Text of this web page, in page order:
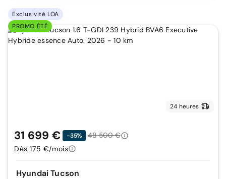
Exclusivité LOA
PROMO ÉTÉ
24 heures
Hyundai Tucson
31 699 € -35%
48 500 €
Dès 175 €/mois